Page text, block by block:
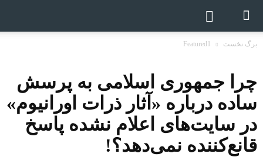
برگ نخست Featured1
چرا جمهوری اسلامی به پرسش
ساده درباره «آثار ذرات اورانیوم»
در سایت‌های اعلام نشده پاسخ
قانع‌کننده نمی‌دهد؟!